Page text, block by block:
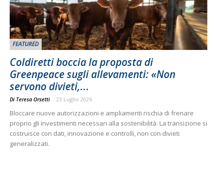
FEATURED
Coldiretti boccia la proposta di
Greenpeace sugli allevamenti: «Non
servono divieti,...
Di Teresa Orsetti - 23 Luglio 2026
Bloccare nuove autorizzazioni e ampliamenti rischia di frenare
proprio gli investimenti necessari alla sostenibilità. La transizione si
costruisce con dati, innovazione e controlli, non con divieti
generalizzati.